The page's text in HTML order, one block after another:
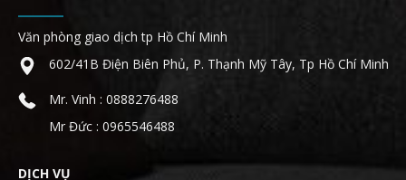
Văn phòng giao dịch tp Hồ Chí Minh
602/41B Điện Biên Phủ, P. Thạnh Mỹ Tây, Tp Hồ Chí Minh
Mr. Vinh : 0888276488
Mr Đức : 0965546488
DỊCH VỤ